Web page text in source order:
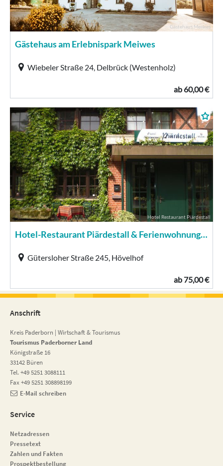
Anschrift
Kreis Paderborn | Wirtschaft & Tourismus
Tourismus Paderborner Land
Königstraße 16
33142 Büren
Tel. +49 5251 3088111
Fax +49 5251 308898199
E-Mail schreiben
Service
Netzadressen
Pressetext
Zahlen und Fakten
Prospektbestellung